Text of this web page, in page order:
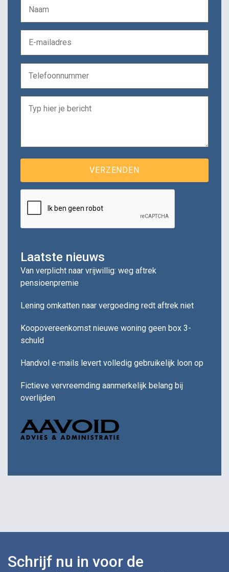
Laatste nieuws
Van verplicht naar vrijwillig: weg aftrek
pensioenpremie
Lening omkatten naar vergoeding redt aftrek niet
Koopovereenkomst nieuwe woning geen box 3-
schuld
Handvol e-mails levert volledig gebruikelijk loon op
Fictieve vervreemding aanmerkelijk belang bij
overlijden
Schrijf nu in voor de